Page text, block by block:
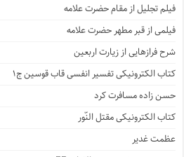
فیلم تجلیل از مقام حضرت علامه
فیلمی از قبر مطهر حضرت علامه
شرح فرازهایی از زیارت اربعین
کتاب الکترونیکی تفسیر انفسی قاب قوسین ج۱
حسن زاده مسافرت کرد
کتاب الکترونیکی مقتل النّور
عظمت غدیر